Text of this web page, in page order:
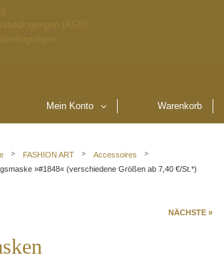
Mein Konto Warenkorb
FASHION ART
Accessoires
»#1848« (verschiedene Größen ab 7,40 €/St.*)
NÄCHSTE »